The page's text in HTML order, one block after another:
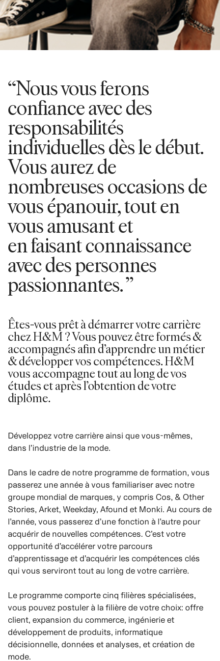
“Nous vous ferons
confiance avec des
responsabilités
individuelles dès le début.
Vous aurez de
nombreuses occasions de
vous épanouir, tout en
vous amusant et
en faisant connaissance
avec des personnes
passionnantes. ”
Êtes-vous prêt à démarrer votre carrière
chez H&M ? Vous pouvez être formés&
accompagnés afin d’apprendreun métier
&développer vos compétences.H&M
vous accompagnetout au long de vos
études et après l’obtention de votre
diplôme.
Développez votre carrière ainsi que vous-mêmes,
dans l’industrie de la mode.
Dans le cadre de notre programme de formation, vous
passerez une année à vous familiariser avec notre
groupe mondial de marques, y compris Cos, & Other
Stories, Arket, Weekday, Afound et Monki. Au cours de
l’année, vous passerez d’une fonction à l’autre pour
acquérir de nouvelles compétences. C’est votre
opportunité d’accélérer votre parcours
d’apprentissage et d’acquérir les compétences clés
qui vous serviront tout au long de votre carrière.
Le programme comporte cinq filières spécialisées,
vous pouvez postuler à la filière de votre choix: offre
client, expansion du commerce, ingénierie et
développement de produits, informatique
décisionnelle, données et analyses, et création de
mode.